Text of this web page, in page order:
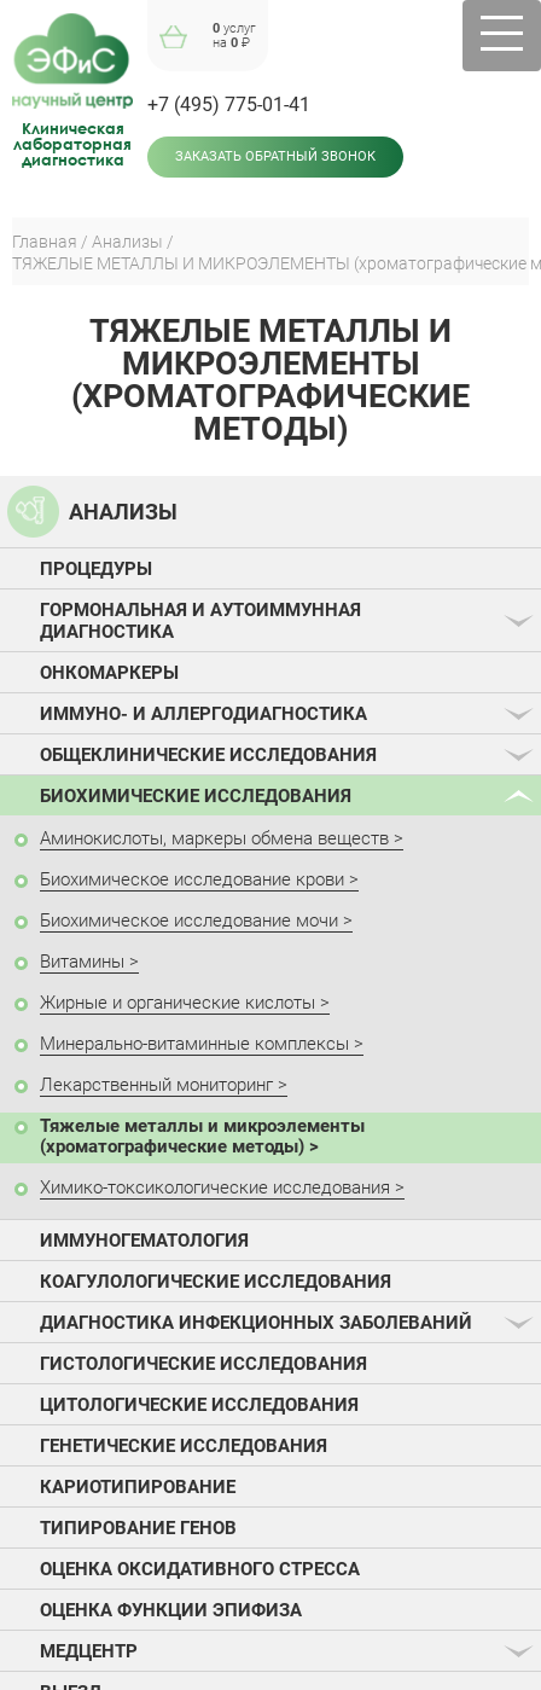
navigation
Клиническая
лабораторная
диагностика
0 услуг
на0 ₽
+7 (495) 775-01-41
ЗАКАЗАТЬ ОБРАТНЫЙ ЗВОНОК
Вы
Главная
Анализы
ТЯЖЕЛЫЕ МЕТАЛЛЫ И МИКРОЭЛЕМЕНТЫ (хроматографические
ТЯЖЕЛЫЕ МЕТАЛЛЫ И
МИКРОЭЛЕМЕНТЫ
(ХРОМАТОГРАФИЧЕСКИЕ
МЕТОДЫ)
АНАЛИЗЫ
ПРОЦЕДУРЫ
ГОРМОНАЛЬНАЯ И АУТОИММУННАЯ
ДИАГНОСТИКА
ОНКОМАРКЕРЫ
ИММУНО- И АЛЛЕРГОДИАГНОСТИКА
ОБЩЕКЛИНИЧЕСКИЕ ИССЛЕДОВАНИЯ
БИОХИМИЧЕСКИЕ ИССЛЕДОВАНИЯ
Аминокислоты, маркеры обмена веществ
Биохимическое исследование крови
Биохимическое исследование мочи
Витамины
Жирные и органические кислоты
Минерально-витаминные комплексы
Лекарственный мониторинг
Тяжелые металлы и микроэлементы
(хроматографические методы)
Химико-токсикологические исследования
ИММУНОГЕМАТОЛОГИЯ
КОАГУЛОЛОГИЧЕСКИЕ ИССЛЕДОВАНИЯ
ДИАГНОСТИКА ИНФЕКЦИОННЫХ ЗАБОЛЕВАНИЙ
ГИСТОЛОГИЧЕСКИЕ ИССЛЕДОВАНИЯ
ЦИТОЛОГИЧЕСКИЕ ИССЛЕДОВАНИЯ
ГЕНЕТИЧЕСКИЕ ИССЛЕДОВАНИЯ
КАРИОТИПИРОВАНИЕ
ТИПИРОВАНИЕ ГЕНОВ
ОЦЕНКА ОКСИДАТИВНОГО СТРЕССА
ОЦЕНКА ФУНКЦИИ ЭПИФИЗА
МЕДЦЕНТР